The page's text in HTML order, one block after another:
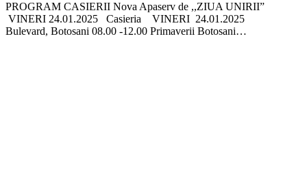
PROGRAM CASIERII Nova Apaserv de ,,ZIUA UNIRII”
VINERI 24.01.2025 Casieria VINERI 24.01.2025
Bulevard, Botosani 08.00 -12.00 Primaverii Botosani…